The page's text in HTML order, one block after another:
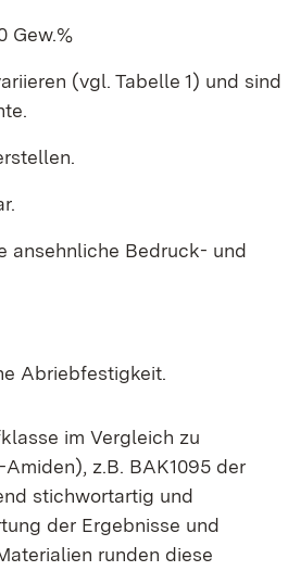
Gew.%
(vgl. Tabelle 1) und sind
ansehnliche Bedruck- und
Abriebfestigkeit.
im Vergleich zu
z.B. BAK1095 der
stichwortartig und
der Ergebnisse und
runden diese